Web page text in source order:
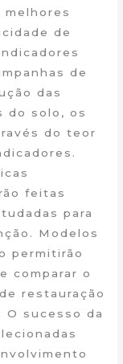
de
de
das
do solo, os
do teor
feitas
para
Modelos
permitirão
comparar o
restauração
sucesso da